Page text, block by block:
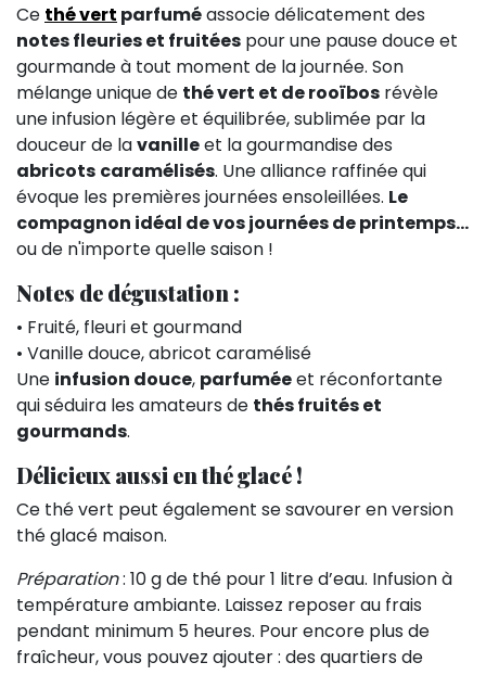
Ce thé vert parfuméassocie délicatement des
notes fleuries et fruitées pour une pause douce et
gourmande à tout moment de la journée. Son
mélange unique de thé vert et de rooïbos révèle
une infusion légère et équilibrée, sublimée par la
douceur de lavanilleet la gourmandise des
abricots caramélisés. Une alliance raffinée qui
évoque les premières journées ensoleillées. Le
compagnon idéal de vos journées de printemps...
ou de n'importe quelle saison !
Notes de dégustation :
• Fruité, fleuri et gourmand
• Vanille douce, abricot caramélisé
Une infusion douce, parfuméeet réconfortante
qui séduira les amateurs de thés fruités et
gourmands.
Délicieux aussi en thé glacé !
Ce thé vert peut également se savourer en version
thé glacé maison.
Préparation: 10 g de thé pour 1 litre d’eau. Infusion à
température ambiante. Laissez reposer au frais
pendant minimum 5 heures. Pour encore plus de
fraîcheur, vous pouvez ajouter : des quartiers de